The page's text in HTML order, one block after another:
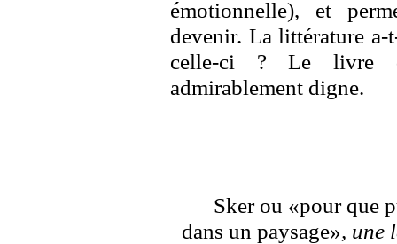
émotionnelle), et
devenir. La littérature
celle-ci ? Le livre
admirablement digne.
Sker ou «pour que
dans un paysage», une